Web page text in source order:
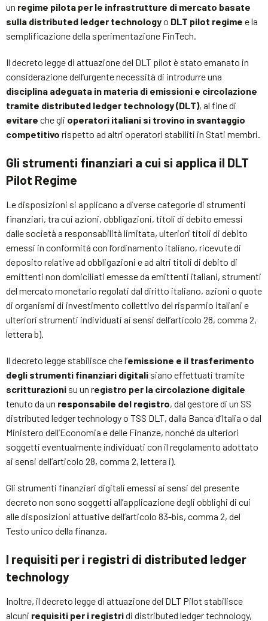
un regime pilota per le infrastrutture di mercato basate
sulla distributed ledger technologyo DLT pilot regime e la
semplificazione della sperimentazione FinTech.
Il decreto legge di attuazione del DLT pilot è stato emanato in
considerazione dell’urgente necessità di introdurre una
disciplina adeguata in materia di emissioni e circolazione
tramite distributed ledger technology (DLT), al fine di
evitare che gli operatori italiani si trovino in svantaggio
competitivo rispetto ad altri operatori stabiliti in Stati membri.
Gli strumenti finanziari a cui si applica il DLT
Pilot Regime
Le disposizioni si applicano a diverse categorie di strumenti
finanziari, tra cui azioni, obbligazioni, titoli di debito emessi
dalle società a responsabilità limitata, ulteriori titoli di debito
emessi in conformità con l’ordinamento italiano, ricevute di
deposito relative ad obbligazioni e ad altri titoli di debito di
emittenti non domiciliati emesse da emittenti italiani, strumenti
del mercato monetario regolati dal diritto italiano, azioni o quote
di organismi di investimento collettivo del risparmio italiani e
ulteriori strumenti individuati ai sensi dell’articolo 28, comma 2,
lettera b).
Il decreto legge stabilisce che l’emissione e il trasferimento
degli strumenti finanziari digitali siano effettuati tramite
scritturazioni su un registro per la circolazione digitale
tenuto da un responsabile del registro, dal gestore di un SS
distributed ledger technology o TSS DLT, dalla Banca d’Italia o dal
Ministero dell’Economia e delle Finanze, nonché da ulteriori
soggetti eventualmente individuati con il regolamento adottato
ai sensi dell’articolo 28, comma 2, lettera i).
Gli strumenti finanziari digitali emessi ai sensi del presente
decreto non sono soggetti all’applicazione degli obblighi di cui
alle disposizioni attuative dell’articolo 83-bis, comma 2, del
Testo unico della finanza.
I requisiti per i registri di distributed ledger
technology
Inoltre, il decreto legge di attuazione del DLT Pilot stabilisce
alcuni requisiti per i registridi distributed ledger technology,